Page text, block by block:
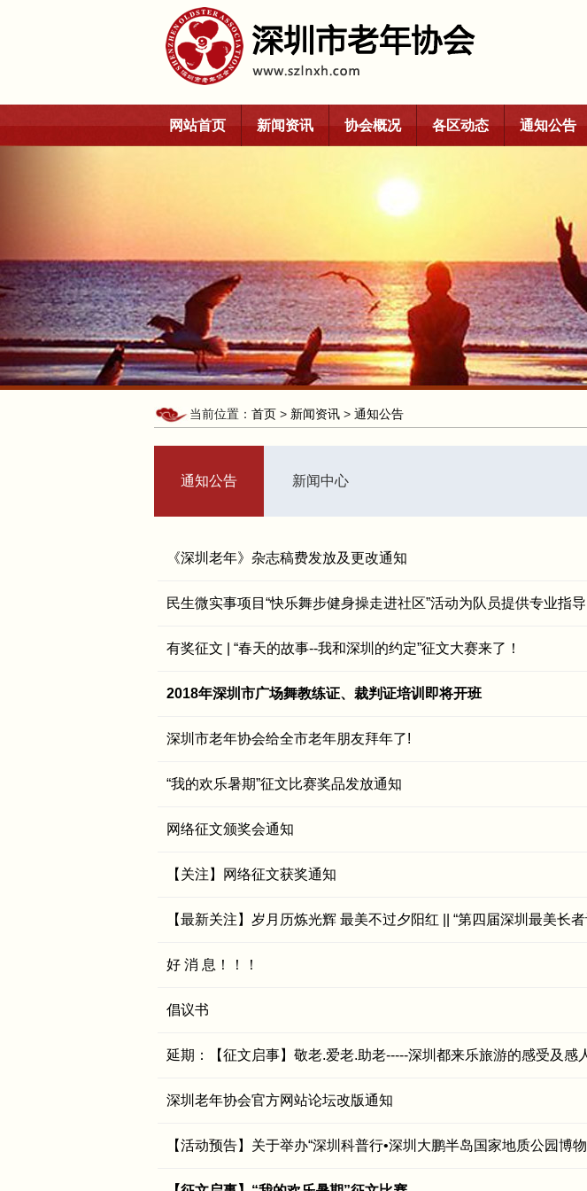
网站首页 新闻资讯 协会概况 各区动态 通知公告
当前位置： 首页 > 新闻资讯 > 通知公告
通知公告 新闻中心
《深圳老年》杂志稿费发放及更改通知
民生微实事项目“快乐舞步健身操走进社区”活动为队员提供专业指导
有奖征文 | “春天的故事--我和深圳的约定”征文大赛来了！
2018年深圳市广场舞教练证、裁判证培训即将开班
深圳市老年协会给全市老年朋友拜年了!
“我的欢乐暑期”征文比赛奖品发放通知
网络征文颁奖会通知
【关注】网络征文获奖通知
【最新关注】岁月历炼光辉 最美不过夕阳红 || “第四届深圳最美长
好 消 息！！！
倡议书
延期：【征文启事】敬老.爱老.助老-----深圳都来乐旅游的感受及感
深圳老年协会官方网站论坛改版通知
【活动预告】关于举办“深圳科普行•深圳大鹏半岛国家地质公园博